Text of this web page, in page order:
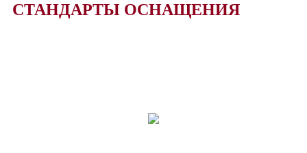
СТАНДАРТЫ ОСНАЩЕНИЯ